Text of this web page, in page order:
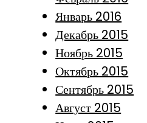
Январь 2016
Декабрь 2015
Ноябрь 2015
Октябрь 2015
Сентябрь 2015
Август 2015